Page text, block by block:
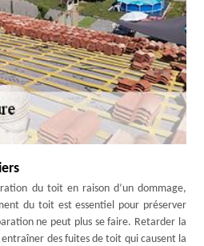
du toit en raison d’un dommage,
du toit est essentiel pour préserver
ne peut plus se faire. Retarder la
des fuites de toit qui causent la